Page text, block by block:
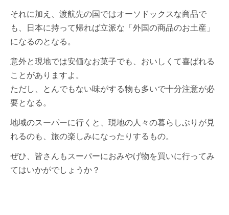
それに加え、渡航先の国ではオーソドックスな商品で
も、日本に持って帰れば立派な「外国の商品のお土産」
になるのとなる。
意外と現地では安価なお菓子でも、おいしくて喜ばれる
ことがありますよ。
ただし、とんでもない味がする物も多いで十分注意が必
要となる。
地域のスーパーに行くと、現地の人々の暮らしぶりが見
れるのも、旅の楽しみになったりするもの。
ぜひ、皆さんもスーパーにおみやげ物を買いに行ってみ
てはいかがでしょうか？